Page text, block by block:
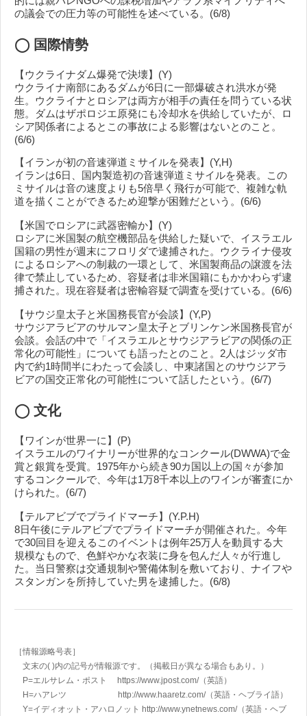
の議会での圧力等の可能性を述べている。(6/8)
◯ 国際情勢
【ウクライナダム爆発で決壊】(Y)
ウクライナ南部にあるダムが6日に一部爆破され洪水が発
生。ウクライナとロシアは両方が相手の責任を問うている状
態。ダムはザポロジエ原発にも冷却水を供給していたが、ロ
シア関係者によるとこの事故による影響はないとのこと。
(6/6)
【イランが初の音速弾道ミサイルを発表】(Y,H)
イランは6日、国内製造初の音速弾道ミサイルを発表。この
ミサイルは音の速度よりも5倍早く飛行が可能で、複雑な軌
道を描くことができるため迎撃が困難だという。(6/6)
【米国でロシアに武器密輸か】(Y)
ロシアに米国製の航空機部品を供給した疑いで、イスラエル
国籍の男性が週末にフロリダで逮捕された。ウクライナ侵攻
によるロシアへの制裁の一環として、米国製商品の譲渡を法
律で禁止しているため、容疑者は非米国籍にもかかわらず逮
捕された。現在容疑者は密輸容疑で調査を受けている。(6/6)
【サウジ皇太子と米国務長官が会談】(Y,P)
サウジアラビアのサルマン皇太子とブリンケン米国務長官が
会談。会話の中で「イスラエルとサウジアラビアの関係の正
常化の可能性」についても語ったとのこと。2人はジッダ市
内で約1時間半にわたって会談し、中東諸国とのサウジアラ
ビアの国交正常化の可能性について話したという。(6/7)
◯ 文化
【ワインが世界一に】(P)
イスラエルのワイナリーが世界的なコンクール(DWWA)で金
賞と銀賞を受賞。1975年から続き90カ国以上の国々が参加
するコンクールで、今年は1万8千本以上のワインが審査にか
けられた。(6/7)
【テルアビブでプライドマーチ】(Y.P.H)
8日午後にテルアビブでプライドマーチが開催された。今年
で30回目を迎えるこのイベントは例年25万人を動員する大
規模なもので、色鮮やかな衣装に身を包んだ人々が行進し
た。当日警察は交通規制や警備体制を敷いており、ナイフや
スタンガンを所持していた男を逮捕した。(6/8)
［情報源略号表］
文末の( )内の記号が情報源です。（掲載日が異なる場合もあり。）
P=エルサレム・ポスト https://www.jpost.com/（英語）
H=ハアレツ http://www.haaretz.com/（英語・ヘブライ語）
Y=イディオット・アハロノット http://www.ynetnews.com/（英語・ヘブ